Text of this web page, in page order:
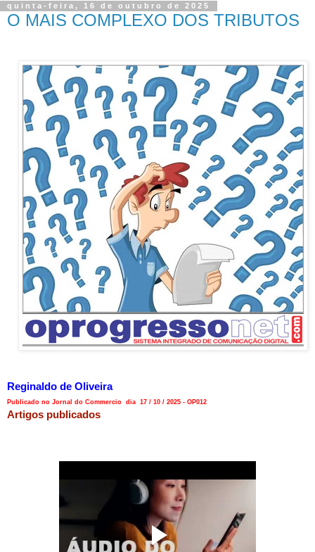
quinta-feira, 16 de outubro de 2025
O MAIS COMPLEXO DOS TRIBUTOS
Reginaldo de Oliveira
Publicado no Jornal do Commercio dia 17 / 10 / 2025 - OP012
Artigos publicados